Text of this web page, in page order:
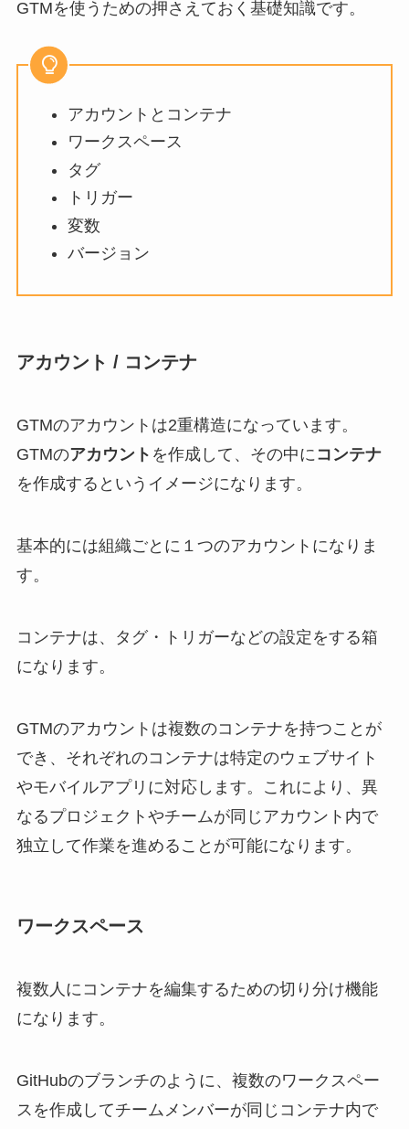
GTMを使うための押さえておく基礎知識です。
アカウントとコンテナ
ワークスペース
タグ
トリガー
変数
バージョン
アカウント / コンテナ
GTMのアカウントは2重構造になっています。
GTMのアカウント を作成して、その中にコンテナ
を作成するというイメージになります。
基本的には組織ごとに１つのアカウントになりま
す。
コンテナは、タグ・トリガーなどの設定をする箱
になります。
GTMのアカウントは複数のコンテナを持つことが
でき、それぞれのコンテナは特定のウェブサイト
やモバイルアプリに対応します。これにより、異
なるプロジェクトやチームが同じアカウント内で
独立して作業を進めることが可能になります。
ワークスペース
複数人にコンテナを編集するための切り分け機能
になります。
GitHubのブランチのように、複数のワークスペー
スを作成してチームメンバーが同じコンテナ内で